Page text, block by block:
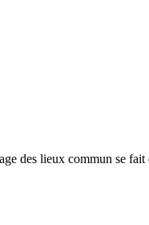
des lieux commun se